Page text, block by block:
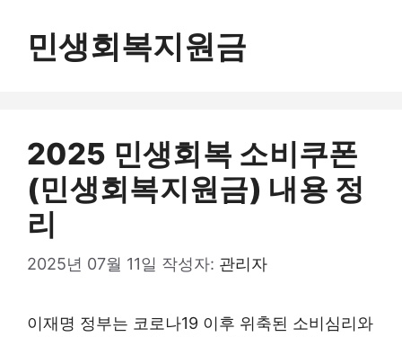
민생회복지원금
2025 민생회복 소비쿠폰
(민생회복지원금) 내용 정
리
2025년 07월 11일 작성자: 관리자
이재명 정부는 코로나19 이후 위축된 소비심리와